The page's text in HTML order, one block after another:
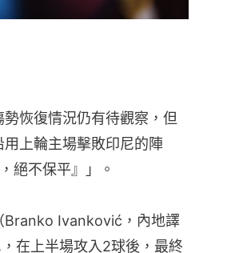
恢復情況仍有待觀察，但
上輪主場擊敗印尼的陣
絕不保平』」。
Branko Ivanković，內地譯
在上半場攻入2球後，最終